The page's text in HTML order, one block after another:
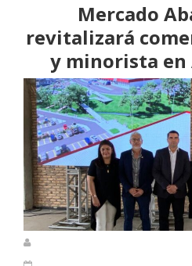
Mercado
revitalizará
y minorista en